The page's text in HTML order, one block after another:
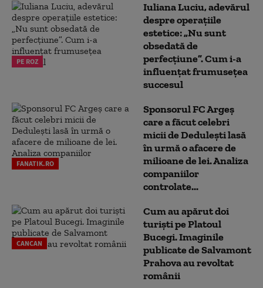
PE ROZ
Iuliana Luciu, adevărul
despre operațiile
estetice: „Nu sunt
obsedată de
perfecțiune”. Cum i-a
influențat frumusețea
succesul
FANATIK.RO
Sponsorul FC Argeș
care a făcut celebri
micii de Dedulești lasă
în urmă o afacere de
milioane de lei. Analiza
companiilor
controlate...
CANCAN
Cum au apărut doi
turiști pe Platoul
Bucegi. Imaginile
publicate de Salvamont
Prahova au revoltat
românii